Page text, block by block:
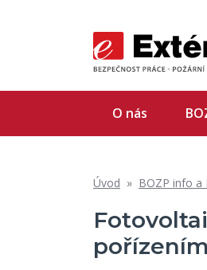
O nás
Úvod » BOZP info a
pořízením